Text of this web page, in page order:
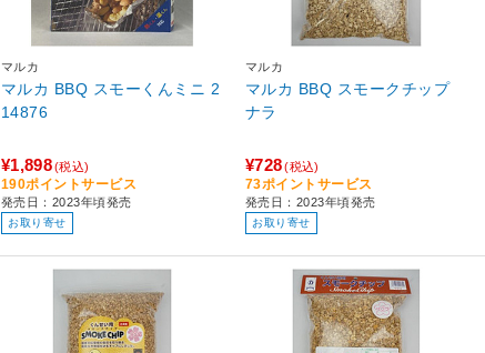
マルカ
マルカ BBQ スモーくんミニ 2
14876
¥1,898(税込)
190ポイントサービス
発売日：2023年頃発売
お取り寄せ
マルカ
マルカ BBQ スモークチップ
ナラ
¥728 (税込)
73ポイントサービス
発売日：2023年頃発売
お取り寄せ